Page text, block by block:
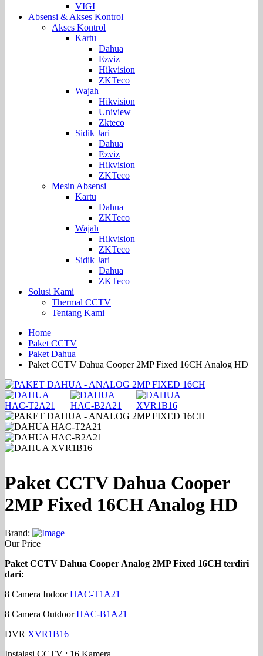
VIGI
Absensi & Akses Kontrol
Akses Kontrol
Kartu
Dahua
Ezviz
Hikvision
ZKTeco
Wajah
Hikvision
Uniview
Zkteco
Sidik Jari
Dahua
Ezviz
Hikvision
ZKTeco
Mesin Absensi
Kartu
Dahua
ZKTeco
Wajah
Hikvision
ZKTeco
Sidik Jari
Dahua
ZKTeco
Solusi Kami
Thermal CCTV
Tentang Kami
Home
Paket CCTV
Paket Dahua
Paket CCTV Dahua Cooper 2MP Fixed 16CH Analog HD
Paket CCTV Dahua Cooper
2MP Fixed 16CH Analog HD
Brand:
Our Price
Paket CCTV Dahua Cooper Analog 2MP Fixed 16CH terdiri
dari:
8 Camera IndoorHAC-T1A21
8 Camera OutdoorHAC-B1A21
DVR XVR1B16